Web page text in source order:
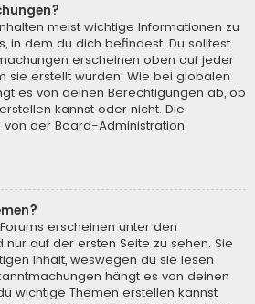
meist wichtige Informationen zu
in dem du dich befindest. Du solltest
erscheinen oben auf jeder
sie erstellt wurden. Wie bei globalen
es von deinen Berechtigungen ab, ob
kannst oder nicht. Die
der Board-Administration
erscheinen unter den
nur auf der ersten Seite zu sehen. Sie
Inhalt, weswegen du sie lesen
hängt es von deinen
wichtige Themen erstellen kannst